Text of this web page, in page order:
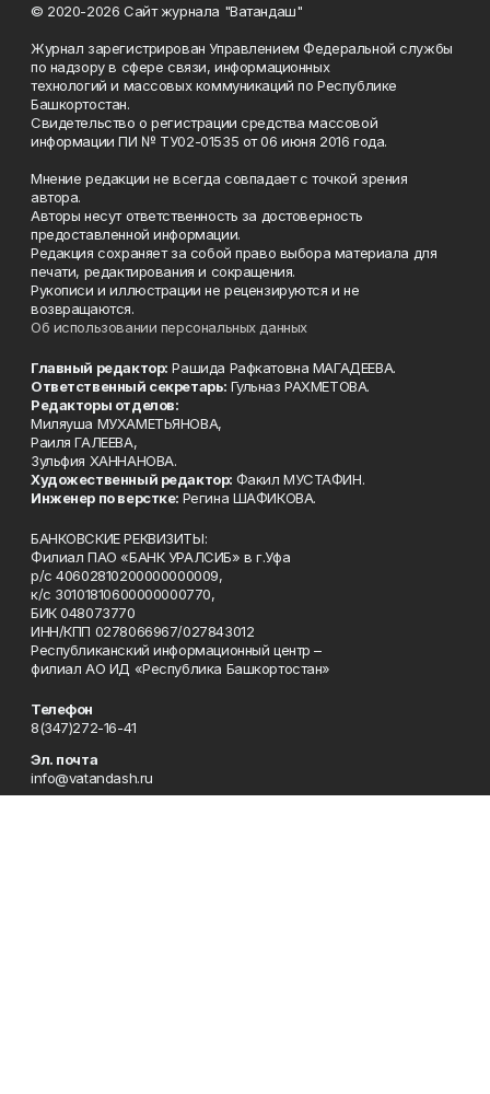
© 2020-2026 Сайт журнала "Ватандаш"
Журнал зарегистрирован Управлением Федеральной службы
по надзору в сфере связи, информационных
технологий и массовых коммуникаций по Республике
Башкортостан.
Свидетельство о регистрации средства массовой
информации ПИ № ТУ02-01535 от 06 июня 2016 года.
Мнение редакции не всегда совпадает с точкой зрения
автора.
Авторы несут ответственность за достоверность
предоставленной информации.
Редакция сохраняет за собой право выбора материала для
печати, редактирования и сокращения.
Рукописи и иллюстрации не рецензируются и не
возвращаются.
Об использовании персональных данных
Главный редактор: Рашида Рафкатовна МАГАДЕЕВА.
Ответственный секретарь: Гульназ РАХМЕТОВА.
Редакторы отделов:
Миляуша МУХАМЕТЬЯНОВА,
Раиля ГАЛЕЕВА,
Зульфия ХАННАНОВА.
Художественный редактор: Факил МУСТАФИН.
Инженер по верстке: Регина ШАФИКОВА.
БАНКОВСКИЕ РЕКВИЗИТЫ:
Филиал ПАО «БАНК УРАЛСИБ» в г.Уфа
р/с 40602810200000000009,
к/с 30101810600000000770,
БИК 048073770
ИНН/КПП 0278066967/027843012
Республиканский информационный центр –
филиал АО ИД «Республика Башкортостан»
Телефон
8(347)272-16-41
Эл. почта
info@vatandash.ru